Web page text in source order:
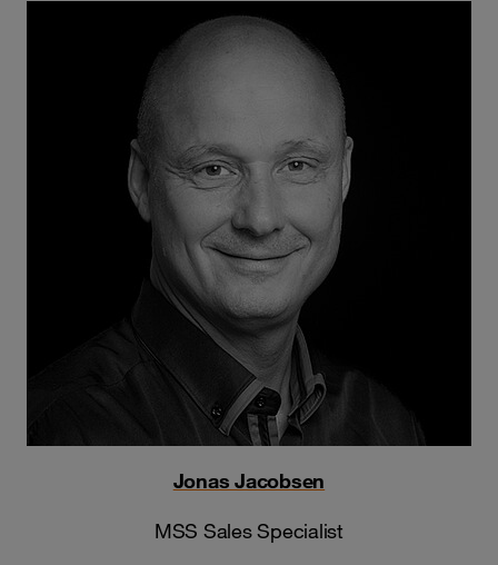
Jonas Jacobsen
MSS Sales Specialist